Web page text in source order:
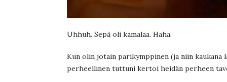
Uhhuh. Sepä oli kamalaa. Haha.
Kun olin jotain parikymppinen (ja niin
perheellinen tuttuni kertoi heidän perheen